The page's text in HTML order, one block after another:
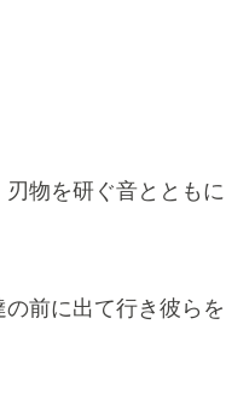
物を研ぐ音とともに
前に出て行き彼らを